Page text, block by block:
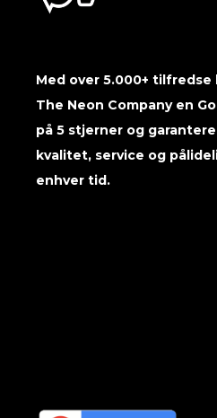
Med over 5.000+ tilfredse
The Neon Company en
på 5 stjerner og
kvalitet, service og
enhver tid.